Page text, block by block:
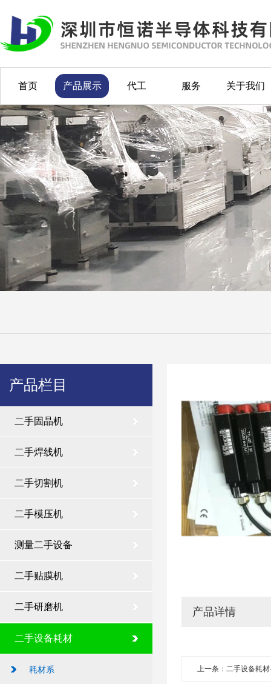
首页 产品展示 代工 服务 关于我们
产品栏目
二手固晶机
二手焊线机
二手切割机
二手模压机
测量二手设备
二手贴膜机
二手研磨机
二手设备耗材
耗材系
产品详情
上一条：二手设备耗